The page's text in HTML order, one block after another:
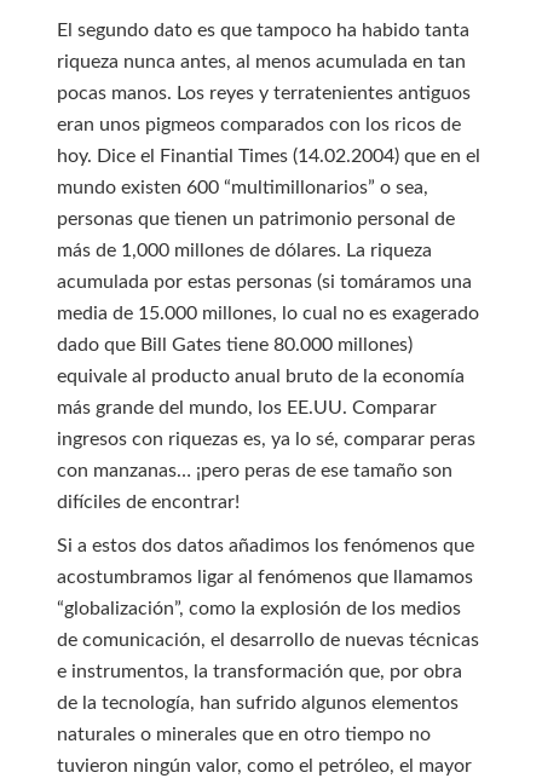
El segundo dato es que tampoco ha habido tanta
riqueza nunca antes, al menos acumulada en tan
pocas manos. Los reyes y terratenientes antiguos
eran unos pigmeos comparados con los ricos de
hoy. Dice el Finantial Times (14.02.2004) que en el
mundo existen 600 “multimillonarios” o sea,
personas que tienen un patrimonio personal de
más de 1,000 millones de dólares. La riqueza
acumulada por estas personas (si tomáramos una
media de 15.000 millones, lo cual no es exagerado
dado que Bill Gates tiene 80.000 millones)
equivale al producto anual bruto de la economía
más grande del mundo, los EE.UU. Comparar
ingresos con riquezas es, ya lo sé, comparar peras
con manzanas… ¡pero peras de ese tamaño son
difíciles de encontrar!
Si a estos dos datos añadimos los fenómenos que
acostumbramos ligar al fenómenos que llamamos
“globalización”, como la explosión de los medios
de comunicación, el desarrollo de nuevas técnicas
e instrumentos, la transformación que, por obra
de la tecnología, han sufrido algunos elementos
naturales o minerales que en otro tiempo no
tuvieron ningún valor, como el petróleo, el mayor